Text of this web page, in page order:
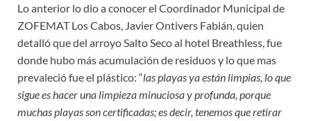
Lo anterior lo dio a conocer el Coordinador Municipal de
ZOFEMAT Los Cabos, Javier Ontivers Fabián, quien
detalló que del arroyo Salto Seco al hotel Breathless, fue
donde hubo más acumulación de residuos y lo que mas
prevaleció fue el plástico: “las playas ya están limpias, lo que
sigue es hacer una limpieza minuciosa y profunda, porque
muchas playas son certificadas; es decir, tenemos que retirar